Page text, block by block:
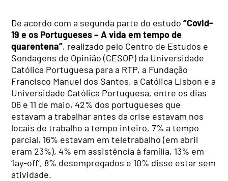
De acordo com a segunda parte do estudo “Covid-
19 e os Portugueses – A vida em tempo de
quarentena”, realizado pelo Centro de Estudos e
Sondagens de Opinião (CESOP) da Universidade
Católica Portuguesa para a RTP, a Fundação
Francisco Manuel dos Santos, a Católica Lisbon e a
Universidade Católica Portuguesa, entre os dias
06 e 11 de maio, 42% dos portugueses que
estavam a trabalhar antes da crise estavam nos
locais de trabalho a tempo inteiro, 7% a tempo
parcial, 16% estavam em teletrabalho (em abril
eram 23%), 4% em assistência à família, 13% em
‘lay-off’, 8% desempregados e 10% disse estar sem
atividade.